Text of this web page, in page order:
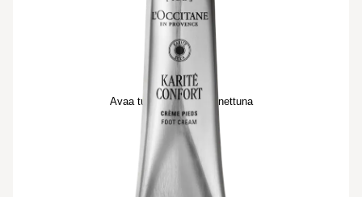
Avaa tuotekuva suurennettuna